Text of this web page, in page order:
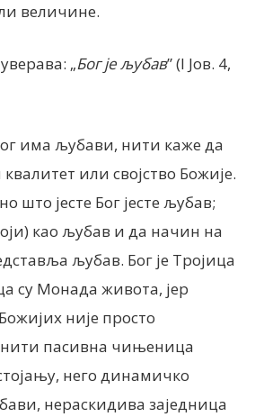
величине.
„Бог је љубав” (I Јов. 4,
има љубави, нити каже да
или својство Божије.
што јесте Бог јесте љубав;
као љубав и да начин на
љубав. Бог је Тројица
су Монада живота, јер
није просто
пасивна чињеница
него динамичко
нераскидива заједница